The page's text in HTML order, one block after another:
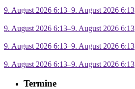
9. August 2026 6:13–9. August 2026 6:13
9. August 2026 6:13–9. August 2026 6:13
9. August 2026 6:13–9. August 2026 6:13
9. August 2026 6:13–9. August 2026 6:13
Termine